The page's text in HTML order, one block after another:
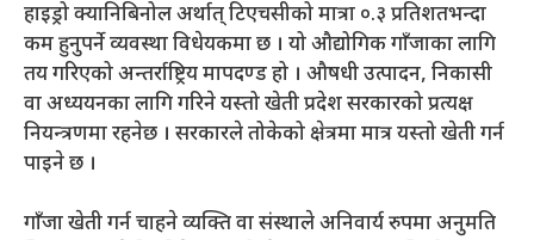
हाइड्रो क्यानिबिनोल अर्थात् टिएचसीको मात्रा ०.३ प्रतिशतभन्दा
कम हुनुपर्ने व्यवस्था विधेयकमा छ । यो औद्योगिक गाँजाका लागि
तय गरिएको अन्तर्राष्ट्रिय मापदण्ड हो । औषधी उत्पादन, निकासी
वा अध्ययनका लागि गरिने यस्तो खेती प्रदेश सरकारको प्रत्यक्ष
नियन्त्रणमा रहनेछ । सरकारले तोकेको क्षेत्रमा मात्र यस्तो खेती गर्न
पाइने छ ।
गाँजा खेती गर्न चाहने व्यक्ति वा संस्थाले अनिवार्य रुपमा अनुमति